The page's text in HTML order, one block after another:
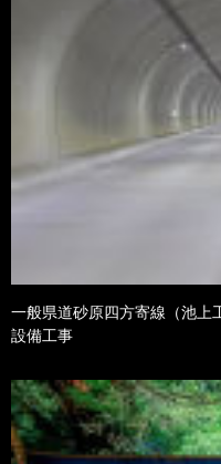
一般県道砂原四方寄線（池上
設備工事